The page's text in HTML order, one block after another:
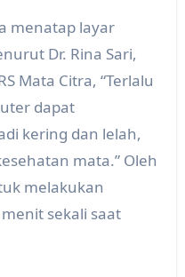
menatap layar
Dr. Rina Sari,
Mata Citra, “Terlalu
dapat
kering dan lelah,
mata.” Oleh
melakukan
sekali saat